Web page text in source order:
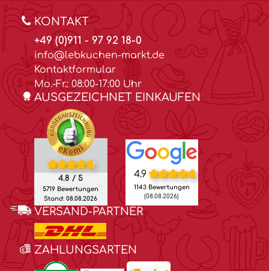
KONTAKT
+49 (0)911 - 97 92 18-0
info@lebkuchen-markt.de
Kontaktformular
Mo.-Fr.: 08:00-17:00 Uhr
AUSGEZEICHNET EINKAUFEN
4.8 / 5
5719 Bewertungen
Stand: 08.08.2026
4.9
1143 Bewertungen
(08.08.2026)
VERSAND-PARTNER
ZAHLUNGSARTEN